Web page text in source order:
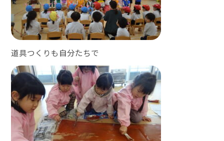
道具つくりも自分たちで